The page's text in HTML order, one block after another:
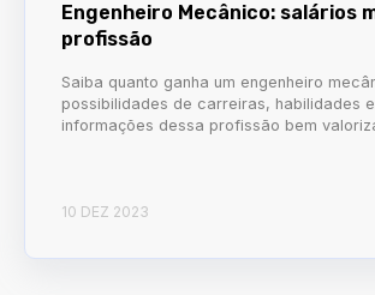
Engenheiro Mecânico: salários
profissão
Saiba quanto ganha um engenheiro
possibilidades de carreiras, habilidades
informações dessa profissão bem
10 DEZ 2023